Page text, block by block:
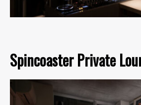
Spincoaster Private